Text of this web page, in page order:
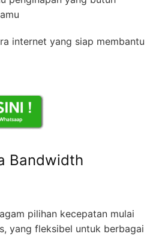
internet yang siap membantu
Bandwidth
pilihan kecepatan mulai
yang fleksibel untuk berbagai